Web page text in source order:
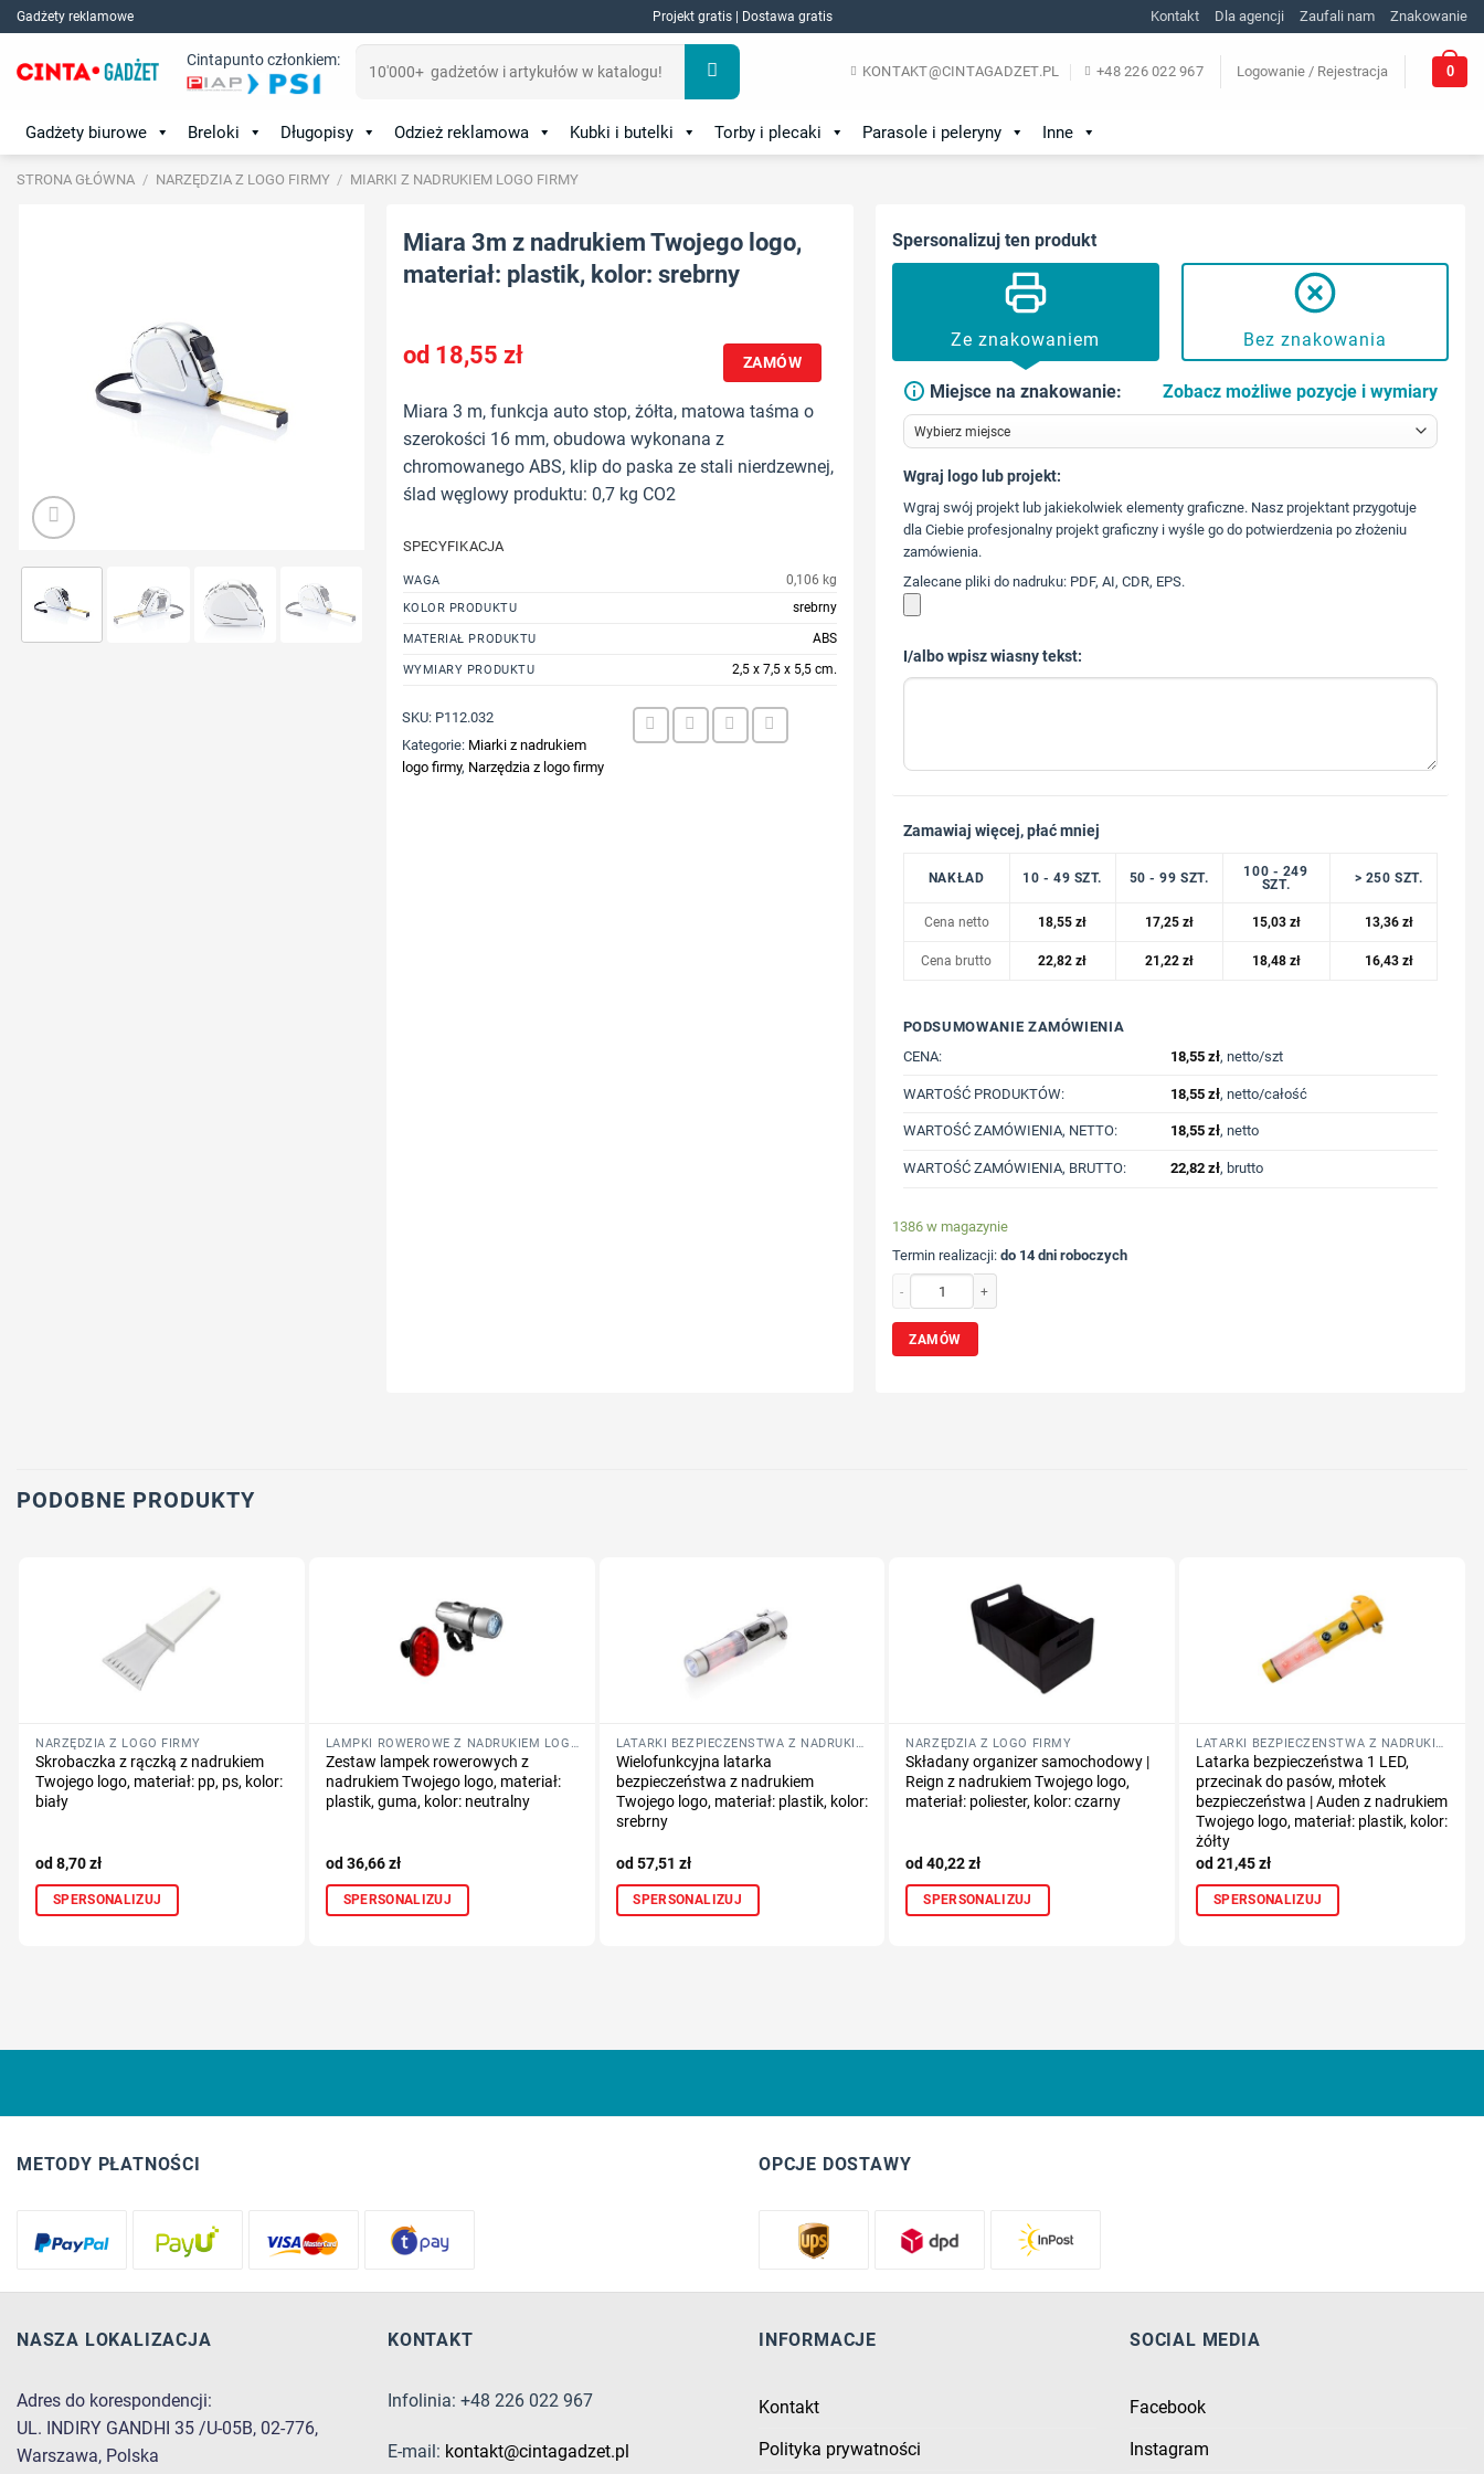
Skip
to
content
Gadżety reklamowe Projekt gratis | Dostawa gratis Kontakt Dla agencji Zaufali nam Znakowanie
Cintapunto członkiem:
KONTAKT@CINTAGADZET.PL +48 226 022 967 Logowanie / Rejestracja 0
Gadżety biurowe Breloki Długopisy Odzież reklamowa Kubki i butelki Torby i plecaki Parasole i peleryny Inne
STRONA GŁÓWNA / NARZĘDZIA Z LOGO FIRMY / MIARKI Z NADRUKIEM LOGO FIRMY
Miara 3m z nadrukiem Twojego logo,
materiał: plastik, kolor: srebrny
18,55 zł ZAMÓW
Miara 3 m, funkcja auto stop, żółta, matowa taśma o
szerokości 16 mm, obudowa wykonana z
chromowanego ABS, klip do paska ze stali nierdzewnej,
ślad węglowy produktu: 0,7 kg CO2
SPECYFIKACJA
WAGA 0,106 kg
KOLOR PRODUKTU srebrny
MATERIAŁ PRODUKTU ABS
WYMIARY PRODUKTU 2,5 x 7,5 x 5,5 cm.
SKU: P112.032
Kategorie: Miarki z nadrukiem
logo firmy, Narzędzia z logo firmy
Spersonalizuj ten produkt
Ze znakowaniem Bez znakowania
Miejsce na znakowanie: Zobacz możliwe pozycje i wymiary
573 568 217
Wgraj logo lub projekt:
Wgraj swój projekt lub jakiekolwiek elementy graficzne. Nasz projektant przygotuje
dla Ciebie profesjonalny projekt graficzny i wyśle go do potwierdzenia po złożeniu
zamówienia.
Zalecane pliki do nadruku: PDF, AI, CDR, EPS.
I/albo wpisz wiasny tekst:
Zamawiaj więcej, płać mniej
NAKŁAD 10 - 49 SZT. 50 - 99 SZT.
100 - 249
SZT.
> 250 SZT.
Cena netto 18,55zł 17,25 zł 15,03 zł 13,36 zł
Cena brutto 22,82zł 21,22 zł 18,48 zł 16,43 zł
PODSUMOWANIE ZAMÓWIENIA
CENA:
18,55 zł, netto/szt
WARTOŚĆ PRODUKTÓW: 18,55 zł, netto/całość
WARTOŚĆ ZAMÓWIENIA, NETTO: 18,55 zł, netto
WARTOŚĆ ZAMÓWIENIA, BRUTTO: 22,82 zł, brutto
1386 w magazynie
Termin realizacji: do 14 dni roboczych
ZAMÓW
PODOBNE PRODUKTY
NARZĘDZIA Z LOGO FIRMY
Skrobaczka z rączką z nadrukiem
Twojego logo, materiał: pp, ps, kolor:
biały
8,70zł
SPERSONALIZUJ
Zestaw lampek rowerowych z
nadrukiem Twojego logo, materiał:
plastik, guma, kolor: neutralny
36,66zł
SPERSONALIZUJ
Wielofunkcyjna latarka
bezpieczeństwa z nadrukiem
Twojego logo, materiał: plastik, kolor:
srebrny
57,51 zł
SPERSONALIZUJ
NARZĘDZIA Z LOGO FIRMY
Składany organizer samochodowy |
Reign z nadrukiem Twojego logo,
materiał: poliester, kolor: czarny
40,22zł
SPERSONALIZUJ
Latarka bezpieczeństwa 1 LED,
przecinak do pasów, młotek
bezpieczeństwa | Auden z nadrukiem
Twojego logo, materiał: plastik, kolor:
żółty
21,45zł
SPERSONALIZUJ
METODY PŁATNOŚCI OPCJE DOSTAWY
NASZA LOKALIZACJA
Adres do korespondencji:
UL. INDIRY GANDHI 35 /U-05B, 02-776,
Warszawa, Polska
KONTAKT
Infolinia: +48 226 022 967
E-mail: kontakt@cintagadzet.pl
INFORMACJE
Kontakt
Polityka prywatności
SOCIAL MEDIA
Facebook
Instagram